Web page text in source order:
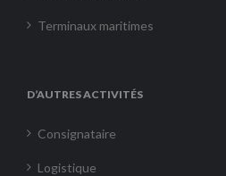
Terminaux maritimes
D’AUTRES ACTIVITÉS
Consignataire
Logistique